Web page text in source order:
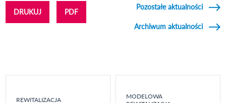
DRUKUJ PDF
Pozostałe aktualności
Archiwum aktualności
REWITALIZACJA
MODELOWA